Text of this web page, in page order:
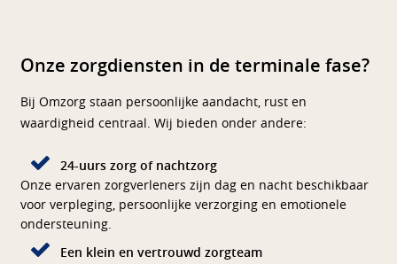
Onze zorgdiensten in de terminale fase?
Bij Omzorg staan persoonlijke aandacht, rust en
waardigheid centraal. Wij bieden onder andere:
24-uurs zorg of nachtzorg
Onze ervaren zorgverleners zijn dag en nacht beschikbaar
voor verpleging, persoonlijke verzorging en emotionele
ondersteuning.
Een klein en vertrouwd zorgteam